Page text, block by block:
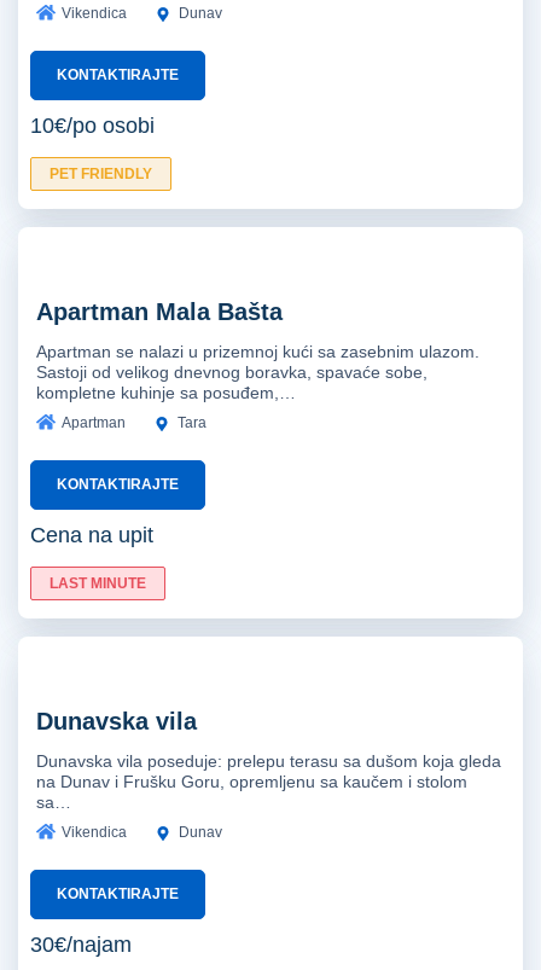
Vikendica Dunav
KONTAKTIRAJTE
10€/po osobi
PET FRIENDLY
Apartman Mala Bašta
Apartman se nalazi u prizemnoj kući sa zasebnim ulazom.
Sastoji od velikog dnevnog boravka, spavaće sobe,
kompletne kuhinje sa posuđem,…
Apartman Tara
KONTAKTIRAJTE
Cena na upit
LAST MINUTE
Dunavska vila
Dunavska vila poseduje: prelepu terasu sa dušom koja gleda
na Dunav i Frušku Goru, opremljenu sa kaučem i stolom
sa…
Vikendica Dunav
KONTAKTIRAJTE
30€/najam